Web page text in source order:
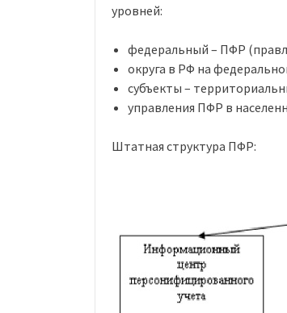
уровней:
федеральный – ПФР
округа в РФ на
субъекты –
управления ПФР в
Штатная структура ПФР: